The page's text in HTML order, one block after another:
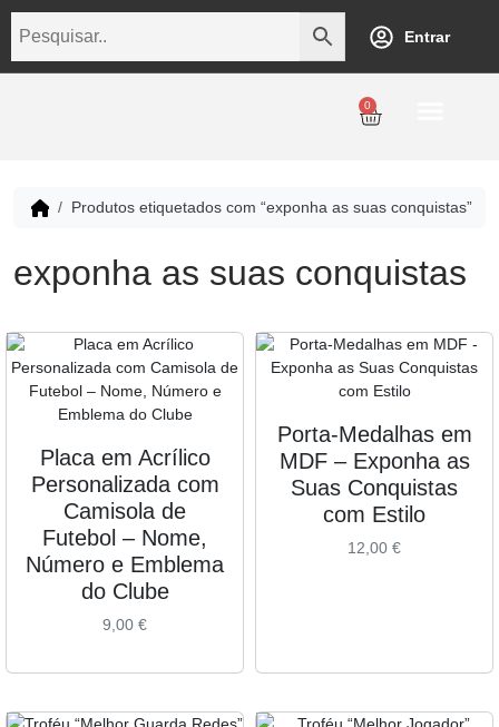
Entrar
0
Produtos etiquetados com “exponha as suas conquistas”
exponha as suas conquistas
Placa em Acrílico
Personalizada com
Camisola de
Futebol – Nome,
Número e Emblema
do Clube
9,00 €
Porta-Medalhas em
MDF – Exponha as
Suas Conquistas
com Estilo
12,00 €